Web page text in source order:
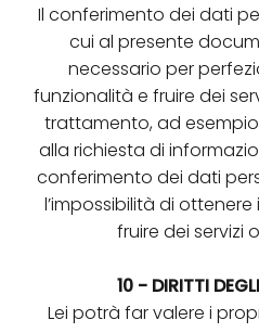
Il conferimento dei dati
cui al presente
necessario per
funzionalità e fruire dei
trattamento, ad
alla richiesta di
conferimento dei dati
l’impossibilità di
fruire dei servizi
10 - DIRITTI
Lei potrà far valere i